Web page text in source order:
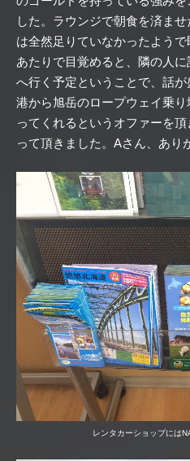
した。ラウンジで朝食を済ま
は全然足りていなかったよう
あたりで目覚めると、隣の人
へ行く予定ということで、話
港から旭岳のロープウェイ乗
ってくれるというオファーを
って頂きました。Aさん、あり
レンタカーショップには